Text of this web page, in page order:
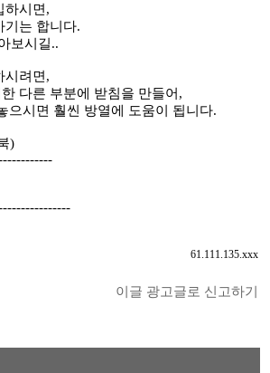
하시면,
기는 합니다.
보시길..
시려면,
다른 부분에 받침을 만들어,
으시면 훨씬 방열에 도움이 됩니다.
)
61.111.135.xxx
이글 광고글로 신고하기